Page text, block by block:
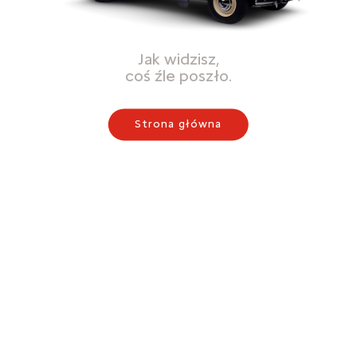
Jak widzisz,
coś źle poszło.
Strona główna